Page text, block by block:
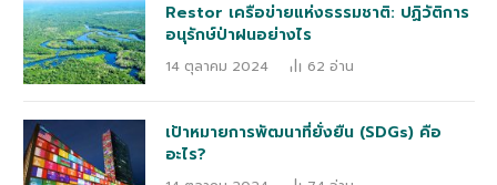
Restor เครือข่ายแห่งธรรมชาติ: ปฏิวัติการ
อนุรักษ์ป่าฝนอย่างไร
14 ตุลาคม 2024 62 อ่าน
เป้าหมายการพัฒนาที่ยั่งยืน (SDGs) คือ
อะไร?